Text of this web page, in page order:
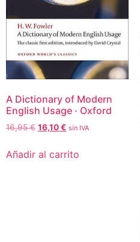
A Dictionary of Modern
English Usage · Oxford
16,95€ 16,10€ sin IVA
Añadir al carrito